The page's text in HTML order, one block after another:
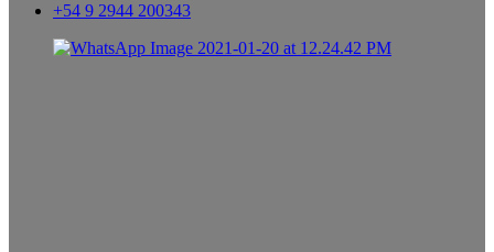
+54 9 2944 200343